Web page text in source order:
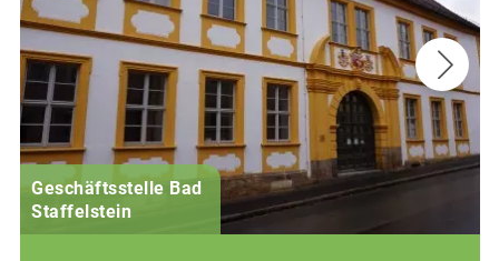
Geschäftsstelle Bad
Staffelstein